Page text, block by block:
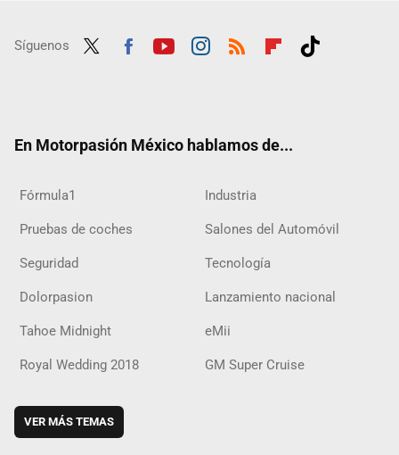
Síguenos
En Motorpasión México hablamos de...
Fórmula1 Industria
Pruebas de coches Salones del Automóvil
Seguridad Tecnología
Dolorpasion Lanzamiento nacional
Tahoe Midnight eMii
Royal Wedding 2018 GM Super Cruise
VER MÁS TEMAS